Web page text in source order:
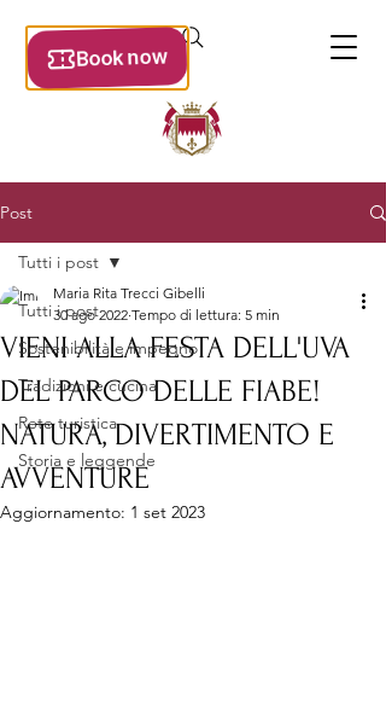
Post
Tutti i post
Sostenibilità e impegno
Tradizioni e cucina
Rete turistica
Storia e leggende
Tutti i post
VIENI ALLA FESTA DELL'UVA
DEL PARCO DELLE FIABE!
NATURA, DIVERTIMENTO E
AVVENTURE
Maria Rita Trecci Gibelli
30 ago 2022 Tempo di lettura: 5 min
Aggiornamento: 1 set 2023